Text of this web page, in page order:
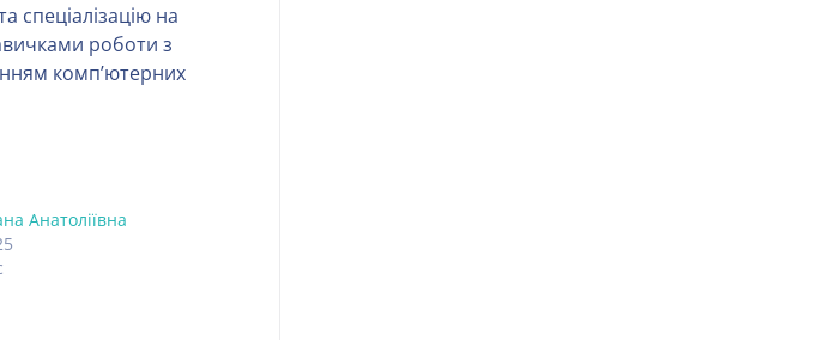
спеціалізацію на
роботи з
компʼютерних
Анатоліївна